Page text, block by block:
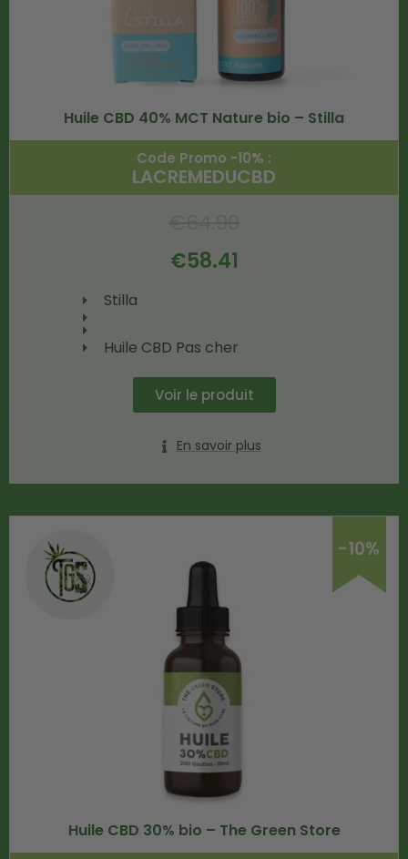
Huile CBD 40% MCT Nature bio – Stilla
Code Promo -10% :
LACREMEDUCBD
€58.41
Stilla
Huile CBD Pas cher
Voir le produit
En savoir plus
-10%
Huile CBD 30% bio – The Green Store